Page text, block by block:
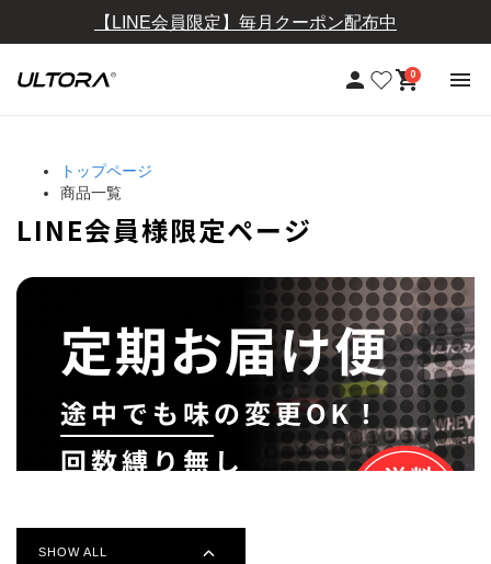
トップページ
商品一覧
LINE会員様限定ページ
SHOW ALL
【定期おトク便】10％OFF+送料無料
0